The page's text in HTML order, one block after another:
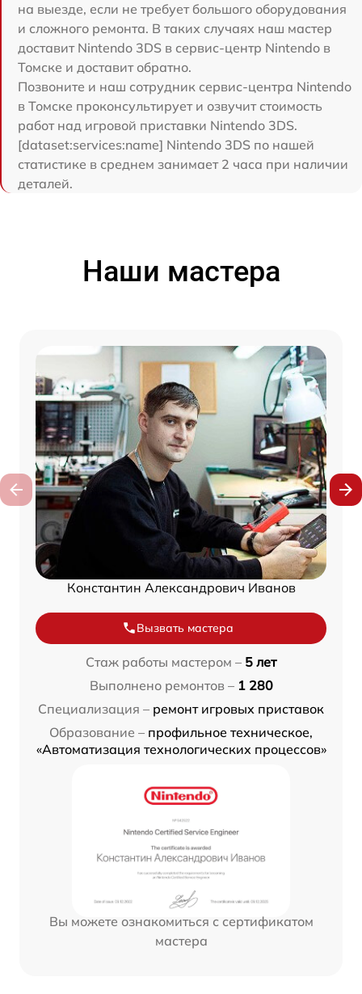
на выезде, если не требует большого оборудования
и сложного ремонта. В таких случаях наш мастер
доставит Nintendo 3DS в сервис-центр Nintendo в
Томске и доставит обратно.
Позвоните и наш сотрудник сервис-центра Nintendo
в Томске проконсультирует и озвучит стоимость
работ над игровой приставки Nintendo 3DS.
[dataset:services:name] Nintendo 3DS по нашей
статистике в среднем занимает 2 часа при наличии
деталей.
Наши мастера
Константин Александрович Иванов
Вызвать мастера
Стаж работы мастером – 5 лет
Выполнено ремонтов – 1 280
Специализация – ремонт игровых приставок
Образование – профильное техническое,
«Автоматизация технологических процессов»
Вы можете ознакомиться с сертификатом
мастера